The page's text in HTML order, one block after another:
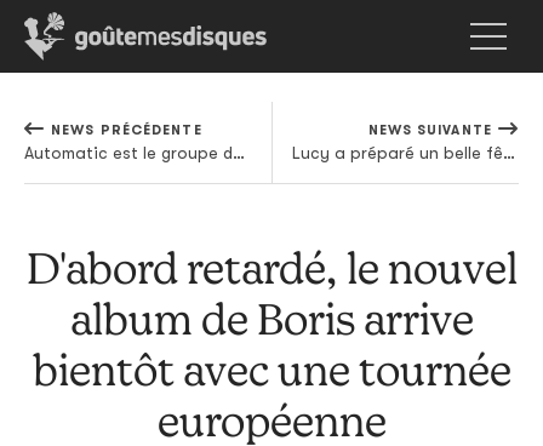
NEWS PRÉCÉDENTE
Automatic est le groupe de kraut dont vous aurez besoin pour passer l'automne
NEWS SUIVANTE
Lucy a préparé un belle fête d'anniversaire à Stroboscopic Artefacts
D'abord retardé, le nouvel
album de Boris arrive
bientôt avec une tournée
européenne